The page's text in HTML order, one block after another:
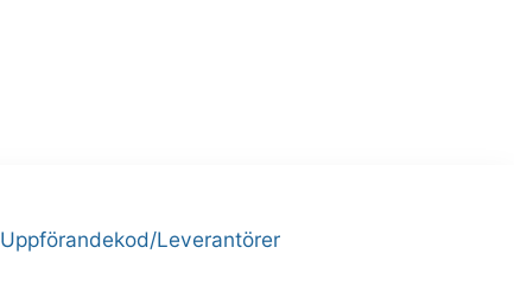
Uppförandekod/Leverantörer